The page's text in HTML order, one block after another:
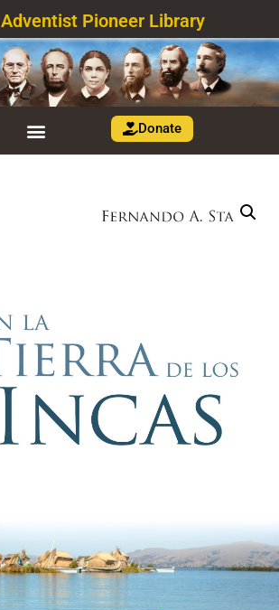
Adventist Pioneer Library
Donate